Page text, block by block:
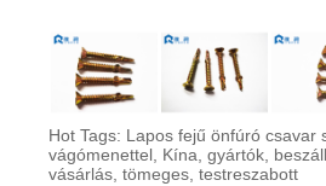
Hot Tags: Lapos fejű önfúró csavar
vágómenettel, Kína, gyártók,
vásárlás, tömeges, testreszabott